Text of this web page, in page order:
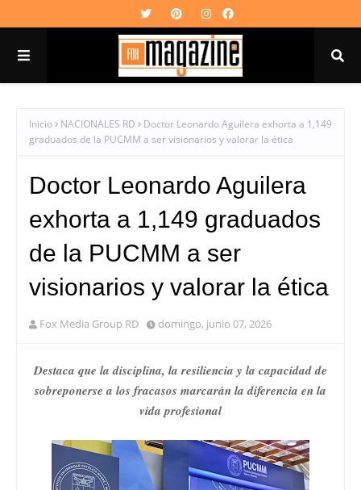
Inicio NACIONALES RD
Doctor Leonardo Aguilera exhorta a 1,149
graduados de la PUCMM a ser visionarios y valorar la ética
Doctor Leonardo Aguilera
exhorta a 1,149 graduados
de la PUCMM a ser
visionarios y valorar la ética
Fox Media Group RD domingo, junio 07, 2026
Destaca que la disciplina, la resiliencia y la capacidad de
sobreponerse a los fracasos marcarán la diferencia en la
vida profesional